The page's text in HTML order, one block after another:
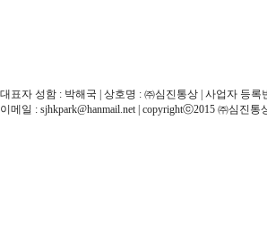
대표자 성함 : 박해국 | 상호명 : ㈜심진통상 | 사업자 등록
이메일 : sjhkpark@hanmail.net | copyrightⓒ2015 ㈜심진통